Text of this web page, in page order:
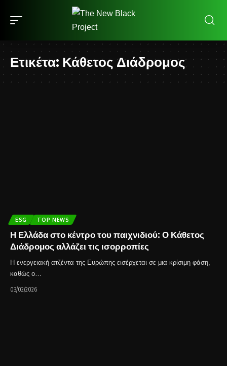
Ετικέτα: Κάθετος Διάδρομος
ESG TOP NEWS
Η Ελλάδα στο κέντρο του παιχνιδιού: Ο Κάθετος
Διάδρομος αλλάζει τις ισορροπίες
Η ενεργειακή ατζέντα της Ευρώπης εισέρχεται σε μια κρίσιμη φάση,
καθώς ο…
03/02/2026